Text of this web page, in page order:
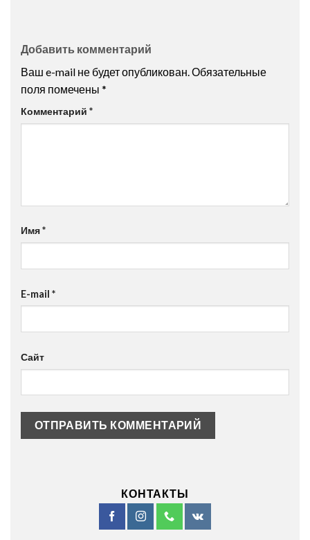
Добавить комментарий
Ваш e-mail не будет опубликован.Обязательные
поля помечены *
Комментарий *
Имя*
E-mail *
Сайт
КОНТАКТЫ